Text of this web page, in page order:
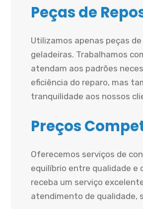
Peças de
Utilizamos apenas peças
geladeiras. Trabalhamos
atendam aos padrões
eficiência do reparo, mas
tranquilidade aos nossos
Preços
Oferecemos serviços de
equilíbrio entre qualidade
receba um serviço
atendimento de qualidade,